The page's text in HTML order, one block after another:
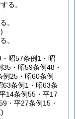
る。
。
。
昭57条例1・昭
・昭59条例48・
25・昭60条例
63条例1・昭63条
14条例55・平17
・平27条例15・